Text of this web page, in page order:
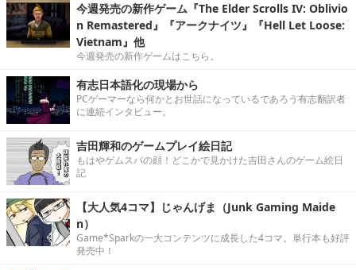
今週発売の新作ゲーム『The Elder Scrolls IV: Oblivio
n Remastered』『アークナイツ』『Hell Let Loose:
Vietnam』他
今週発売の新作ゲームはこちら。
有志日本語化の現場から
PCゲーマーなら何かとお世話になっているであろう有志翻訳者
に連続インタビュー。
吉田輝和のゲームプレイ絵日記
もはやゲムスパの顔！どこかで見かけた吉田さんのゲーム絵日
記
【大人気4コマ】じゃんげま（Junk Gaming Maide
n）
Game*Sparkの一大コンテンツに成長した4コマ。単行本も好評
発売中！